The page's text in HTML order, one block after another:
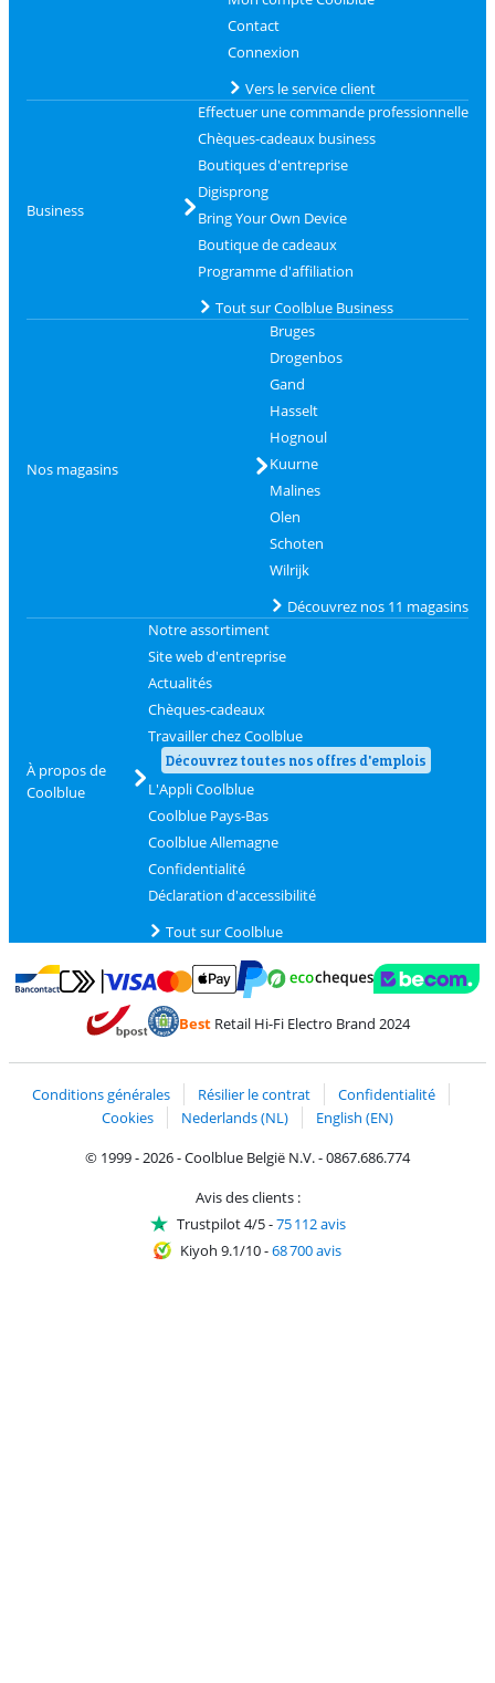
Contact
Connexion
Vers le service client
Business
Effectuer une commande professionnelle
Chèques-cadeaux business
Boutiques d'entreprise
Digisprong
Bring Your Own Device
Boutique de cadeaux
Programme d'affiliation
Tout sur Coolblue Business
Nos magasins
Bruges
Drogenbos
Gand
Hasselt
Hognoul
Kuurne
Malines
Olen
Schoten
Wilrijk
Découvrez nos 11 magasins
À propos de
Coolblue
Notre assortiment
Site web d'entreprise
Actualités
Chèques-cadeaux
Travailler chez Coolblue
Découvrez toutes nos offres d'emplois
L'Appli Coolblue
Coolblue Pays-Bas
Coolblue Allemagne
Confidentialité
Déclaration d'accessibilité
Tout sur Coolblue
Payer avec Bancontact
Payer avec MasterCard et Visa via ClickToPay
Payer avec PayPal
BestRetail Hi-Fi Electro Brand 2024
Conditions générales Résilier le contrat
Confidentialité
Cookies
Nederlands (NL)
English (EN)
© 1999 - 2026 - Coolblue België N.V. - 0867.686.774
Avis des clients :
Trustpilot 4/5-75 112 avis
Kiyoh 9.1/10-68 700 avis